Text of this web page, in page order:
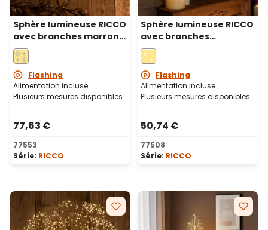
Sphère lumineuse RICCO
avec branches marrons,
Ø 50 cm, 912 microled
blanc chaud, intérieur
Flashing
Alimentation incluse
Plusieurs mesures disponibles
77,63 €
77553
Série: RICCO
Sphère lumineuse RICCO
avec branches
Champagne, Ø 40 cm,
576 microled blanc
chaud et blanc froid,
intérieur
Flashing
Alimentation incluse
Plusieurs mesures disponibles
50,74 €
77508
Série: RICCO